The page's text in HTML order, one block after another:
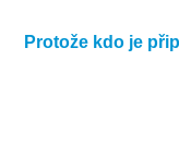
Protože kdo je